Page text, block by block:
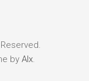
by Alx.